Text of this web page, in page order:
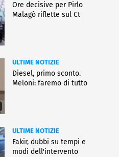
Ore decisive per Pirlo
Malagò riflette sul Ct
ULTIME NOTIZIE
Diesel, primo sconto.
Meloni: faremo di tutto
ULTIME NOTIZIE
Fakir, dubbi su tempi e
modi dell'intervento